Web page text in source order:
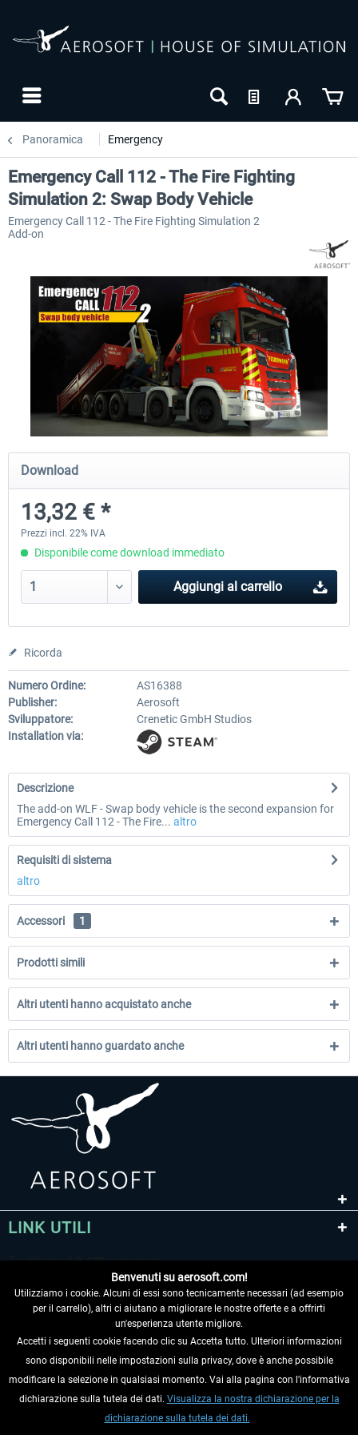
Panoramica Emergency
Launch Discount
Emergency Call - The Firefighting
Simulation 3
25,62 € *
Global Rescue
Emergency Call 112 - The Fire Fighting
Simulation 2: Swap Body Vehicle
Emergency Call 112 - The Fire Fighting Simulation 2
Add-on
Download
13,32 € *
Prezzi incl. 22% IVA
Disponibile come download immediato
Aggiungi al carrello
Ricorda
Numero Ordine:
AS16388
Publisher:
Aerosoft
Sviluppatore:
Crenetic GmbH Studios
Installation via:
Descrizione
The add-on WLF - Swap body vehicle is the second expansion for
Emergency Call 112 - The Fire... altro
Requisiti di sistema
altro
Accessori 1
Prodotti simili
Altri utenti hanno acquistato anche
Altri utenti hanno guardato anche
LINK UTILI
RECEDERE DAL CONTRATTO
INFORMAZIONI
Benvenuti su aerosoft.com!
Utilizziamo i cookie. Alcuni di essi sono tecnicamente necessari (ad esempio
per il carrello), altri ci aiutano a migliorare le nostre offerte e a offrirti
un'esperienza utente migliore.
Accetti i seguenti cookie facendo clic su Accetta tutto. Ulteriori informazioni
sono disponibili nelle impostazioni sulla privacy, dove è anche possibile
modificare la selezione in qualsiasi momento. Vai alla pagina con l'informativa
dichiarazione sulla tutela dei dati. Visualizza la nostra dichiarazione per la
dichiarazione sulla tutela dei dati.